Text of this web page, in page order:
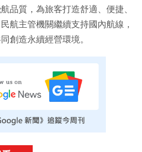
品質，為旅客打造舒適、便捷、
航主管機關繼續支持國內航線，
創造永續經營環境。